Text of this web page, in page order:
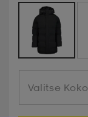
Valitse Koko
Valitse Koko